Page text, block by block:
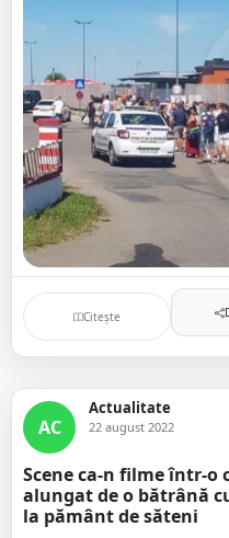
Citește
AC
Actualitate
22 august 2022
Scene ca-n filme într-
alungat de o bătrână
la pământ de săteni